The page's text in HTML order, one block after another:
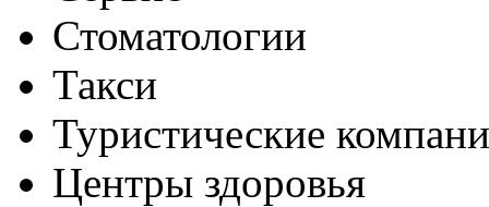
Стоматологии
Такси
Туристические
Центры здоровья